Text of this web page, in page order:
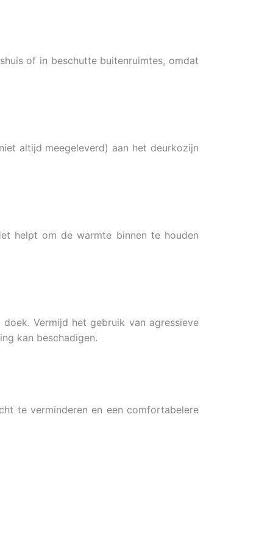
of in beschutte buitenruimtes, omdat
altijd meegeleverd) aan het deurkozijn
helpt om de warmte binnen te houden
Vermijd het gebruik van agressieve
kan beschadigen.
te verminderen en een comfortabelere